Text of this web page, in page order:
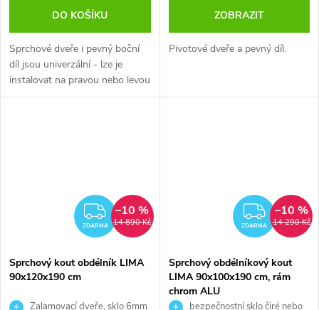
DO KOŠÍKU
Sprchové dveře i pevný boční
díl jsou univerzální - lze je
instalovat na pravou nebo levou
stranu
ZOBRAZIT
Pivotové dveře a pevný díl.
ZDARMA
ZDARMA 14 890 Kč
–10 %
Sprchový kout obdélník LIMA
90x120x190 cm
Zalamovací dveře, sklo 6mm
ZDARMA 14 290 Kč
–10 %
Sprchový obdélníkový kout
LIMA 90x100x190 cm, rám
chrom ALU
bezpečnostní sklo čiré nebo